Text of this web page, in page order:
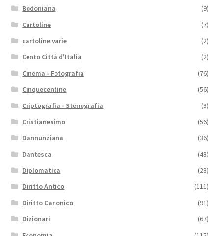
Bodoniana
(9)
Cartoline
(7)
cartoline varie
(2)
Cento Città d'Italia
(2)
Cinema - Fotografia
(76)
Cinquecentine
(56)
Criptografia - Stenografia
(3)
Cristianesimo
(56)
Dannunziana
(36)
Dantesca
(48)
Diplomatica
(28)
Diritto Antico
(111)
Diritto Canonico
(91)
Dizionari
(67)